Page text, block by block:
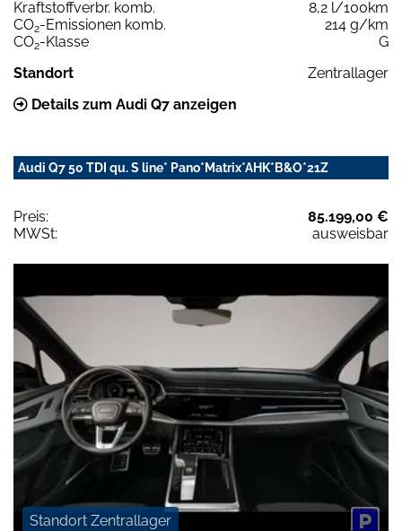
Kraftstoffverbr. komb.
8,2 l/100km
CO2-Emissionen komb.
214 g/km
CO2-Klasse
G
Standort
Zentrallager
Details zum Audi Q7 anzeigen
Audi Q7 50 TDI qu. S line* Pano*Matrix*AHK*B&O*21Z
Preis:
85.199,00 €
MWSt:
ausweisbar
Standort Zentrallager